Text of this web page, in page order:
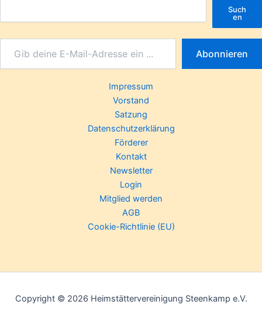
Such
en
Abonnieren
Impressum
Vorstand
Satzung
Datenschutzerklärung
Förderer
Kontakt
Newsletter
Login
Mitglied werden
AGB
Cookie-Richtlinie (EU)
Copyright © 2026 Heimstättervereinigung Steenkamp e.V.